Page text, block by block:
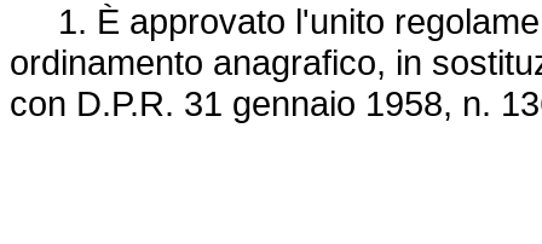
1. È approvato l'unito
ordinamento anagrafico, in
con D.P.R. 31 gennaio 1958, n.